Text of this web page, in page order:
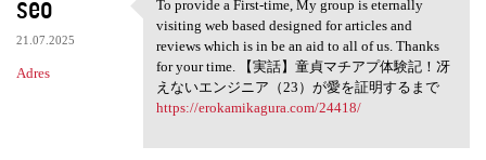
21.07.2025
Adres
To provide a First-time, My
To provide a First-time, My group is eternally
visiting web based designed for articles and
reviews which is in be an aid to all of us. Thanks
for your time. 【実話】童貞マチアプ体験記！冴
えないエンジニア（23）が愛を証明するまで
https://erokamikagura.com/24418/